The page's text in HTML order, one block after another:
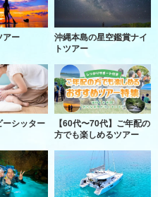
アー
沖縄本島の星空鑑賞ナイ
トツアー
シッター
【60代〜70代】ご年配の
方でも楽しめるツアー